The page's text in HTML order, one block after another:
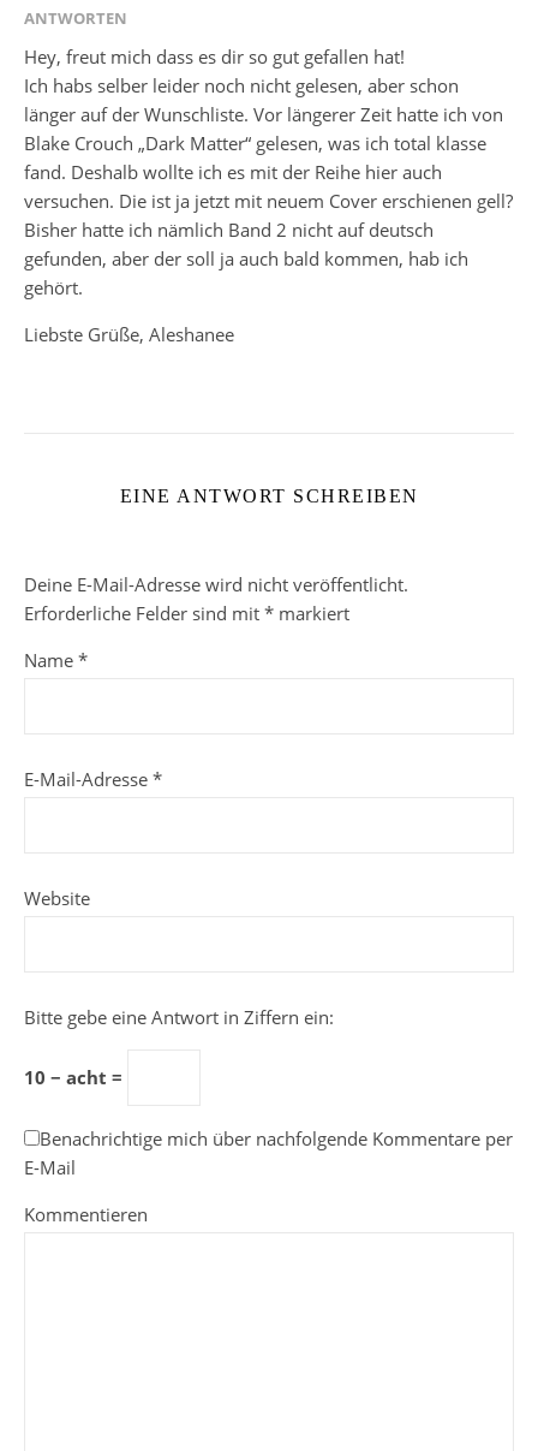
ANTWORTEN
Hey, freut mich dass es dir so gut gefallen hat!
Ich habs selber leider noch nicht gelesen, aber schon
länger auf der Wunschliste. Vor längerer Zeit hatte ich von
Blake Crouch „Dark Matter“ gelesen, was ich total klasse
fand. Deshalb wollte ich es mit der Reihe hier auch
versuchen. Die ist ja jetzt mit neuem Cover erschienen gell?
Bisher hatte ich nämlich Band 2 nicht auf deutsch
gefunden, aber der soll ja auch bald kommen, hab ich
gehört.
Liebste Grüße, Aleshanee
EINE ANTWORT SCHREIBEN
Deine E-Mail-Adresse wird nicht veröffentlicht.
Erforderliche Felder sind mit * markiert
Name *
E-Mail-Adresse *
Website
Bitte gebe eine Antwort in Ziffern ein:
10 − acht =
Benachrichtige mich über nachfolgende Kommentare per
E-Mail
Kommentieren